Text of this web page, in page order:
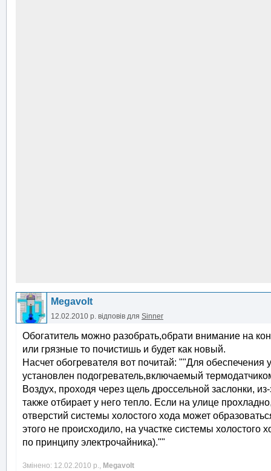
Megavolt
12.02.2010 р. відповів для Sinner
Обогатитель можно разобрать,обрати внимание на
или грязные то почистишь и будет как новый.
Насчет обогревателя вот почитай: ""Для
установлен подогреватель,включаемый
Воздух, проходя через щель дроссельной заслонки,
также отбирает у него тепло. Если на улице
отверстий системы холостого хода может
этого не происходило, на участке системы холостого
по принципу электрочайника).""
Змінено: 12.02.2010 р., Megavolt